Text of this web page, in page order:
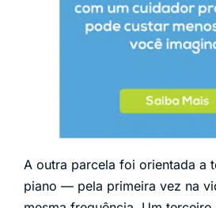
A outra parcela foi orientada a
piano — pela primeira vez na